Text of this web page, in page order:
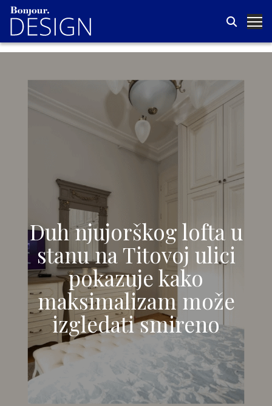
Duh njujorškog lofta u
stanu na Titovoj ulici
pokazuje kako
maksimalizam može
izgledati smireno